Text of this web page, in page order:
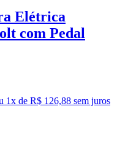
Elétrica
com Pedal
1x de R$ 126,88 sem juros